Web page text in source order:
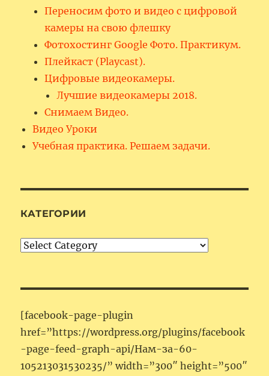
Переносим фото и видео с цифровой
камеры на свою флешку
Фотохостинг Google Фото. Практикум.
Плейкаст (Playcast).
Цифровые видеокамеры.
Лучшие видеокамеры 2018.
Снимаем Видео.
Видео Уроки
Учебная практика. Решаем задачи.
КАТЕГОРИИ
Категории
[facebook-page-plugin
href=”https://wordpress.org/plugins/facebook
-page-feed-graph-api/Нам-за-60-
105213031530235/” width=”300″ height=”500″